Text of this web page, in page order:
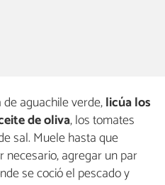
aguachile verde,licúa los
de oliva, los tomates
sal. Muele hasta que
necesario, agregar un par
se coció el pescado y